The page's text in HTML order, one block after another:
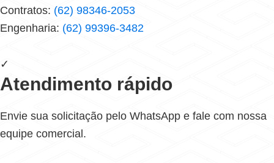
Contratos: (62) 98346-2053
Engenharia: (62) 99396-3482
✓
Atendimento rápido
Envie sua solicitação pelo WhatsApp e fale com nossa
equipe comercial.